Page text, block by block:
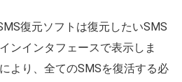
復元ソフトは復元したいSMS
ンインタフェースで表示しま
より、全てのSMSを復活する必